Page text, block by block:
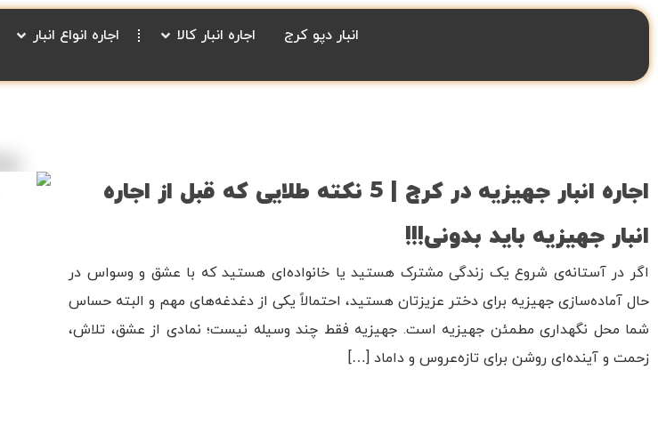
انبار دپو کرج اجاره انبار کالا اجاره انواع انبار
اجاره انبار جهیزیه در کرج | 5 نکته طلایی که قبل از اجاره
انبار جهیزیه باید بدونی!!!
اگر در آستانه‌ی شروع یک زندگی مشترک هستید یا خانواده‌ای هستید که با عشق و وسواس در
حال آماده‌سازی جهیزیه برای دختر عزیزتان هستید، احتمالاً یکی از دغدغه‌های مهم و البته حساس
شما محل نگهداری مطمئن جهیزیه است. جهیزیه فقط چند وسیله نیست؛ نمادی از عشق، تلاش،
زحمت و آینده‌ای روشن برای تازه‌عروس و داماد […]